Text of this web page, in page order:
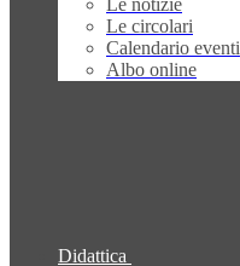
Le notizie
Le circolari
Calendario eventi
Albo online
Didattica